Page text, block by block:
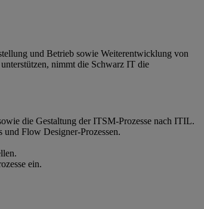
und Betrieb sowie Weiterentwicklung von
nimmt die Schwarz IT die
die Gestaltung der ITSM-Prozesse nach ITIL.
Flow Designer-Prozessen.
ein.